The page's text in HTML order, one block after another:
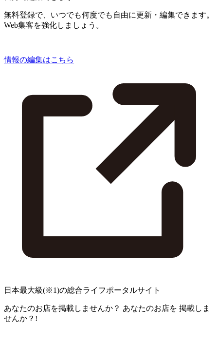
無料登録で、いつでも何度でも自由に更新・編集できます。
Web集客を強化しましょう。
情報の編集はこちら
日本最大級(※1)の総合ライフポータルサイト
あなたのお店を掲載しませんか？ あなたのお店を 掲載しま
せんか？!